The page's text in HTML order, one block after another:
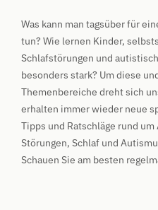
Was kann man tagsüber für
tun? Wie lernen Kinder,
Schlafstörungen und
besonders stark? Um diese
Themenbereiche dreht sich
erhalten immer wieder neue
Tipps und Ratschläge rund
Störungen, Schlaf und
Schauen Sie am besten